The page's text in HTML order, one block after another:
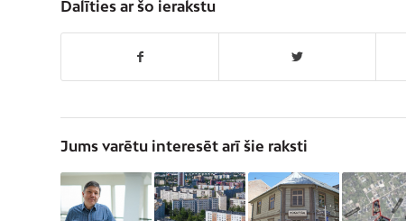
Dalīties ar šo ierakstu
Jums varētu interesēt arī šie raksti